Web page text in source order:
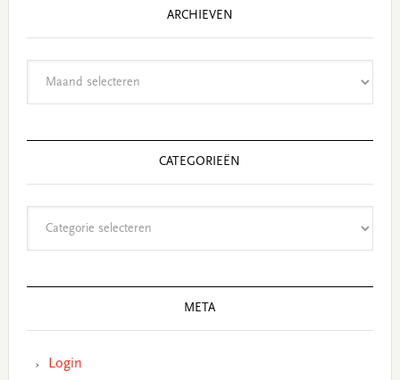
ARCHIEVEN
CATEGORIEËN
META
Login